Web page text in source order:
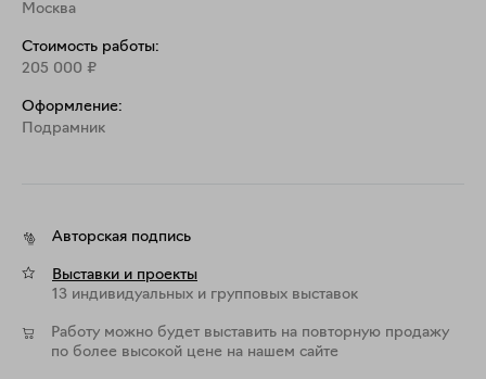
Москва
Стоимость работы:
205 000 ₽
Оформление:
Подрамник
Авторская подпись
Выставки и проекты
13 индивидуальных и групповых выставок
Работу можно будет выставить на повторную продажу
по более высокой цене на нашем сайте